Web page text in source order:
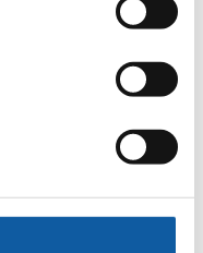
Paimio Town Hall,